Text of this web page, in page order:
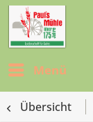
Menü
Übersicht